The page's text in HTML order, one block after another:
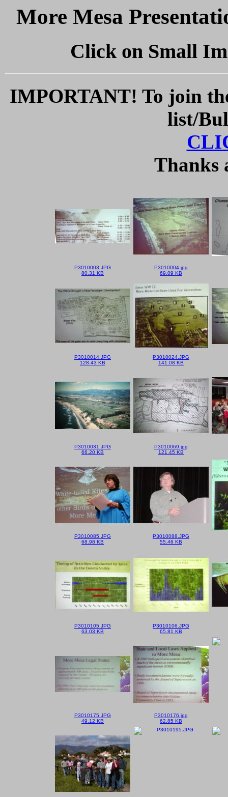
More Mesa
Click on Small
IMPORTANT! To join
list/
Thanks
P3010003.JPG
80.31 KB
P3010004.jpg
69.09 KB
P3010014.JPG
128.43 KB
P3010024.JPG
141.08 KB
P3010031.JPG
66.20 KB
P3010069.jpg
121.45 KB
P3010085.JPG
68.98 KB
P3010088.JPG
55.46 KB
P3010105.JPG
63.03 KB
P3010106.JPG
65.81 KB
P3010175.JPG
49.12 KB
P3010176.jpg
62.85 KB